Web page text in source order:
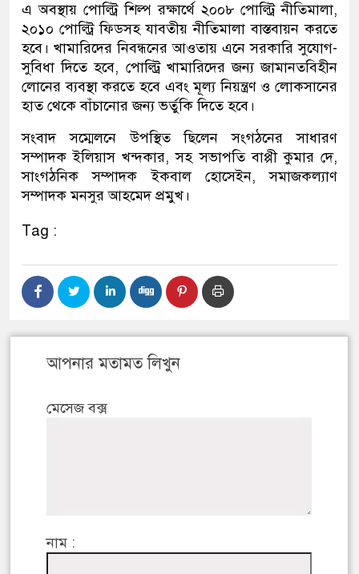
এ অবস্থায় পোল্ট্রি শিল্প রক্ষার্থে ২০০৮ পোল্ট্রি নীতিমালা,
২০১০ পোল্ট্রি ফিডসহ যাবতীয় নীতিমালা বাস্তবায়ন করতে
হবে। খামারিদের নিবন্ধনের আওতায় এনে সরকারি সুযোগ-
সুবিধা দিতে হবে, পোল্ট্রি খামারিদের জন্য জামানতবিহীন
লোনের ব্যবস্থা করতে হবে এবং মূল্য নিয়ন্ত্রণ ও লোকসানের
হাত থেকে বাঁচানোর জন্য ভর্তুকি দিতে হবে।
সংবাদ সম্মেলনে উপস্থিত ছিলেন সংগঠনের সাধারণ
সম্পাদক ইলিয়াস খন্দকার, সহ সভাপতি বাপ্পী কুমার দে,
সাংগঠনিক সম্পাদক ইকবাল হোসেইন, সমাজকল্যাণ
সম্পাদক মনসুর আহমেদ প্রমুখ।
Tag :
আপনার মতামত লিখুন
মেসেজ বক্স
নাম :